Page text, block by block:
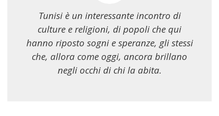
Tunisi è un interessante incontro di
culture e religioni, di popoli che qui
hanno riposto sogni e speranze, gli stessi
che, allora come oggi, ancora brillano
negli occhi di chi la abita.